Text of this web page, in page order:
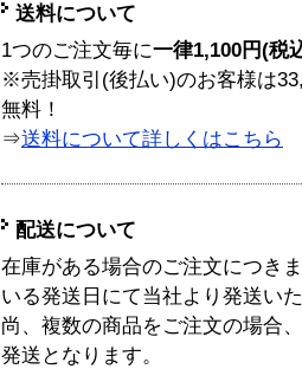
送料について
1つのご注文毎に一律1,100円(税
※売掛取引(後払い)のお客様は
無料！
⇒送料について詳しくはこちら
配送について
在庫がある場合のご注文につき
いる発送日にて当社より発送い
尚、複数の商品をご注文の場合
発送となります。